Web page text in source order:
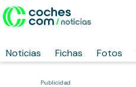
Noticias Fichas Fotos
Publicidad